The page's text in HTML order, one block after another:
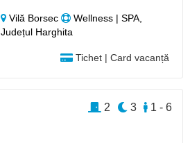
Vilă Borsec
Wellness | SPA,
Județul Harghita
Tichet | Card vacanță
1 - 6
3
2